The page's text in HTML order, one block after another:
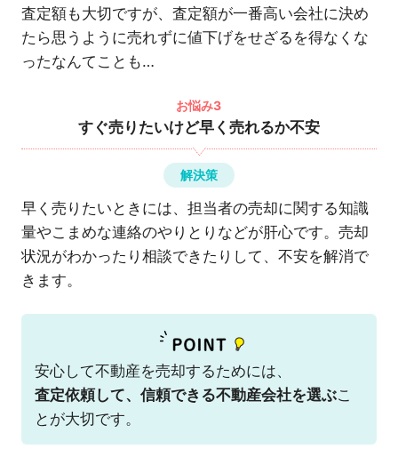
査定額も大切ですが、査定額が一番高い会社に決め
たら思うように売れずに値下げをせざるを得なくな
ったなんてことも…
お悩み3
すぐ売りたいけど早く売れるか不安
解決策
早く売りたいときには、担当者の売却に関する知識
量やこまめな連絡のやりとりなどが肝心です。売却
状況がわかったり相談できたりして、不安を解消で
きます。
安心して不動産を売却するためには、
査定依頼して、信頼できる不動産会社を選ぶこ
とが大切です。